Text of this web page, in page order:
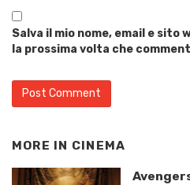
Salva il mio nome, email e sito
la prossima volta che
MORE IN CINEMA